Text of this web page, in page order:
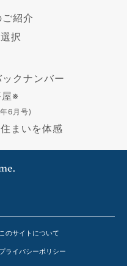
紹介
択
クナンバー
※
6月号)
まいを体感
志向型住宅-
このサイトについて
プライバシーポリシー